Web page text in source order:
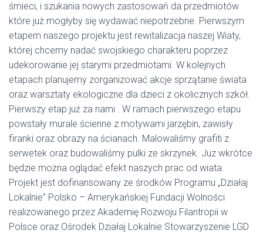
śmieci, i szukania nowych zastosowań da przedmiotów
które już mogłyby się wydawać niepotrzebne. Pierwszym
etapem naszego projektu jest rewitalizacja naszej Wiaty,
której chcemy nadać swojskiego charakteru poprzez
udekorowanie jej starymi przedmiotami. W kolejnych
etapach planujemy zorganizować akcje sprzątanie świata
oraz warsztaty ekologiczne dla dzieci z okolicznych szkół.
Pierwszy etap już za nami . W ramach pierwszego etapu
powstały murale ścienne z motywami jarzębin, zawisły
firanki oraz obrazy na ścianach. Malowaliśmy grafiti z
serwetek oraz budowaliśmy pulki ze skrzynek. Juz wkrótce
będzie można oglądać efekt naszych prac od wiata.
Projekt jest dofinansowany ze środków Programu „Działaj
Lokalnie” Polsko – Amerykańskiej Fundacji Wolności
realizowanego przez Akademię Rozwoju Filantropii w
Polsce oraz Ośrodek Działaj Lokalnie Stowarzyszenie LGD